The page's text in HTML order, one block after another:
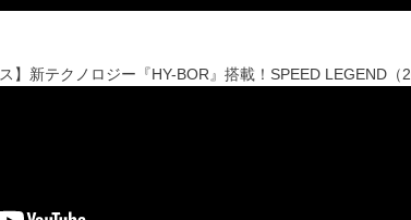
】新テクノロジー『HY-BOR』搭載！SPEED LEGEND（